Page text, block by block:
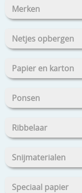
Merken
Netjes opbergen
Papier en karton
Ponsen
Ribbelaar
Snijmaterialen
Speciaal papier